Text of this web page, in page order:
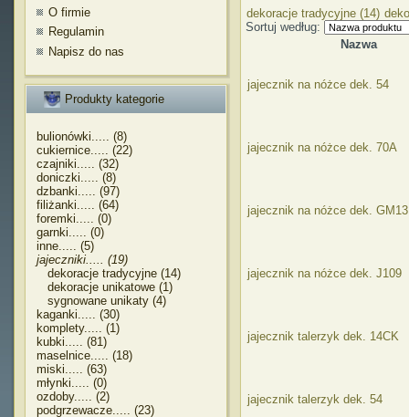
O firmie
Regulamin
Napisz do nas
Produkty kategorie
bulionówki..... (8)
cukiernice..... (22)
czajniki..... (32)
doniczki..... (8)
dzbanki..... (97)
filiżanki..... (64)
foremki..... (0)
garnki..... (0)
inne..... (5)
jajeczniki..... (19)
dekoracje tradycyjne (14)
dekoracje unikatowe (1)
sygnowane unikaty (4)
kaganki..... (30)
komplety..... (1)
kubki..... (81)
maselnice..... (18)
miski..... (63)
młynki..... (0)
ozdoby..... (2)
podgrzewacze..... (23)
dekoracje tradycyjne (14)
Sortuj według:
Nazwa
jajecznik na nóżce dek. 54
jajecznik na nóżce dek. 70A
jajecznik na nóżce dek. GM13
jajecznik na nóżce dek. J109
jajecznik talerzyk dek. 14CK
jajecznik talerzyk dek. 54